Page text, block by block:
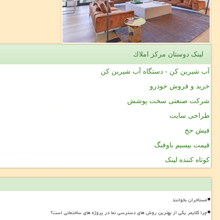
لینک دوستان مركز املاك
آب شیرین کن - دستگاه آب شیرین کن
خرید و فروش خودرو
شرکت صنعتی سخت پوشش
طراحی سایت
فیش حج
قیمت بیسیم باوفنگ
کوتاه کننده لینک
مستأجران بخوانند
چرا کلایمر یکی از بهترین روش های دسترسی نما در پروژه های ساختمانی است؟